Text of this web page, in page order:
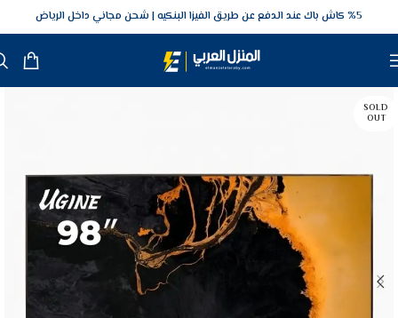
5‎% كاش باك عند الدفع عن طريق الفيزا البنكيه شحن مجاني داخل الرياض
SOLD
OUT